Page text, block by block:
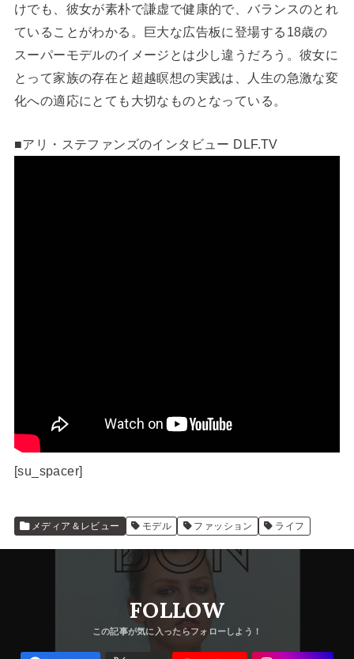
けでも、彼女が素朴で謙虚で健康的で、バランスのとれ
ていることがわかる。巨大な広告板に登場する18歳の
スーパーモデルのイメージとは少し違うだろう。彼女に
とって家族の存在と超越瞑想の実践は、人生の急激な変
化への適応にとても大切なものとなっている。
■アリ・ステファンズのインタビュー DLF.TV
[su_spacer]
メディア＆レビュー モデル ファッション ライフ
FOLLOW